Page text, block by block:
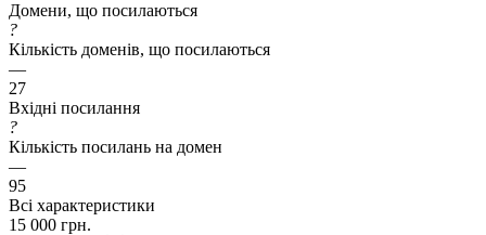
Домени, що посилаються
?
Кількість доменів, що посилаються
—
27
Вхідні посилання
?
Кількість посилань на домен
—
95
Всі характеристики
15 000 грн.